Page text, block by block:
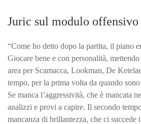
Juric sul modulo offensivo
“Come ho detto dopo la partita, il piano
Giocare bene e con personalità,
area per Scamacca, Lookman, De
tempo, per la prima volta da quando
Se manca l’aggressività, che è mancata
analizzi e provi a capire. Il secondo
mancanza di brillantezza, che ci succede